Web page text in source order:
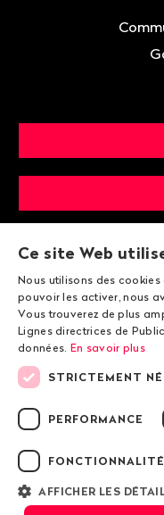
©
Lignes
Ce site Web
Nous utilisons des
pouvoir les activer, nous
Vous trouverez de plus
Lignes directrices de
données. En savoir plus
STRICTEMENT
PERFORMANCE
FONCTIONNALITÉ
AFFICHER LES